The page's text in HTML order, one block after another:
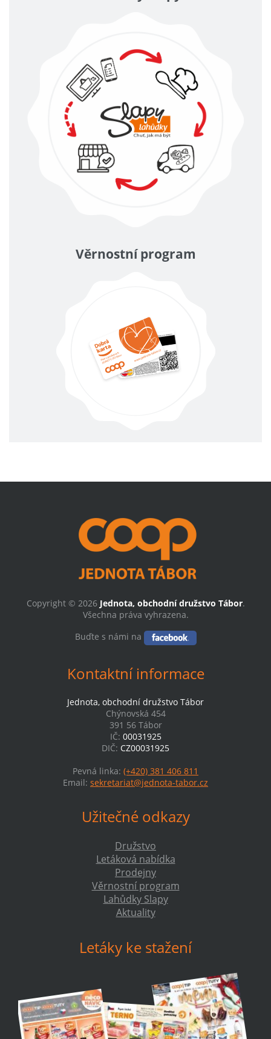
Věrnostní program
Copyright © 2026 Jednota, obchodní družstvo Tábor.
Všechna práva vyhrazena.
Buďte s námi na
Kontaktní informace
Jednota, obchodní družstvo Tábor
Chýnovská 454
391 56 Tábor
IČ: 00031925
DIČ: CZ00031925
Pevná linka: (+420) 381 406 811
Email: sekretariat@jednota-tabor.cz
Užitečné odkazy
Družstvo
Letáková nabídka
Prodejny
Věrnostní program
Lahůdky Slapy
Aktuality
Letáky ke stažení